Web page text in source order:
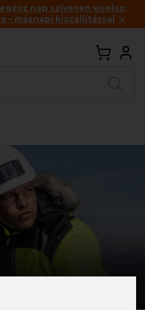
nap szívesen viselsz:
– másnapi kiszállítással